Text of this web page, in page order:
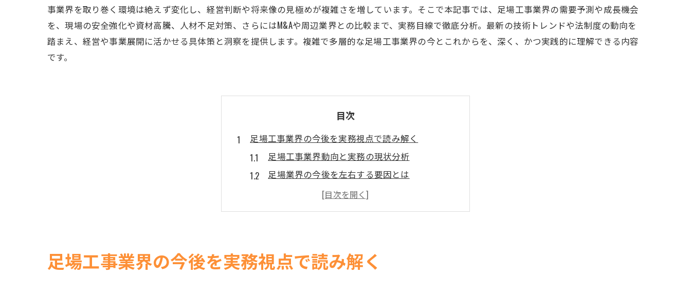
事業界を取り巻く環境は絶えず変化し、経営判断や将来像の見極めが複雑さを増しています。そこで本記事では、足場工事業界の需要予測や成長機会
を、現場の安全強化や資材高騰、人材不足対策、さらにはM&Aや周辺業界との比較まで、実務目線で徹底分析。最新の技術トレンドや法制度の動向を
踏まえ、経営や事業展開に活かせる具体策と洞察を提供します。複雑で多層的な足場工事業界の今とこれからを、深く、かつ実践的に理解できる内容
です。
目次
足場工事業界の今後を実務視点で読み解く
足場工事業界動向と実務の現状分析
足場業界の今後を左右する要因とは
足場工事に影響する建設投資の変化
足場工事の景気連動性と業界構造
足場市場規模と今後の拡大要素を解説
足場工事業界の今後を実務視点で読み解く